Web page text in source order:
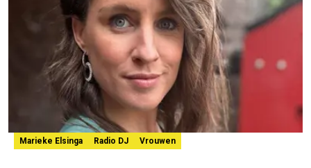
Marieke Elsinga Radio DJ Vrouwen